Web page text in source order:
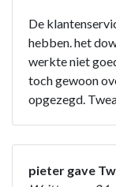
De
hebben. het
werkte niet
toch gewoon
opgezegd.
pieter gave